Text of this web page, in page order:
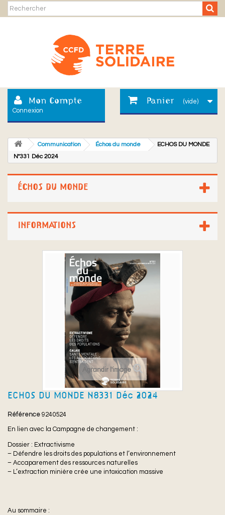
Mon Compte
Connexion
Panier (vide)
Communication Échos du monde
ECHOS DU MONDE
N°331 Déc 2024
ÉCHOS DU MONDE
INFORMATIONS
Agrandir l'image
ECHOS DU MONDE N°331 Déc 2024
Référence 9240524
En lien avec la Campagne de changement :
Dossier : Extractivisme
– Défendre les droits des populations et l’environnement
– Accaparement des ressources naturelles
– L’extraction minière crée une intoxication massive
Au sommaire :